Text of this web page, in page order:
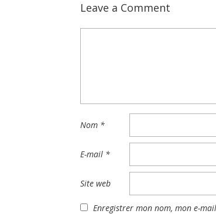
Leave a Comment
Nom *
E-mail *
Site web
Enregistrer mon nom, mon e-